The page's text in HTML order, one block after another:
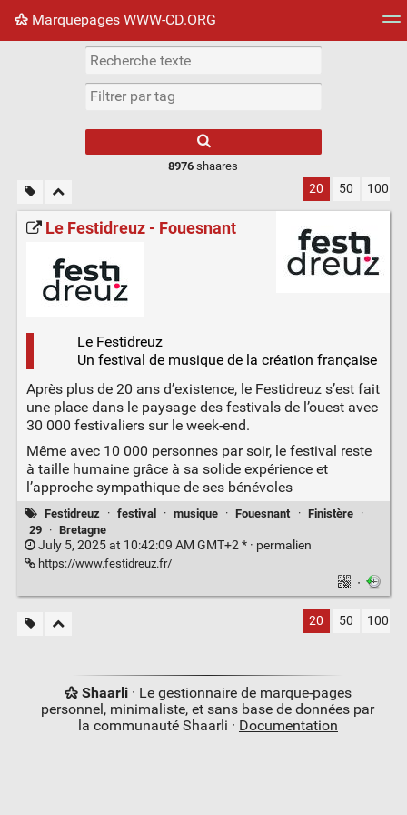
Marquepages WWW-CD.ORG
Nuage de tags Mur d'images
8976 shaares
20 50 100
Le Festidreuz - Fouesnant
Le Festidreuz
Un festival de musique de la création française
Après plus de 20 ans d’existence, le Festidreuz s’est fait
une place dans le paysage des festivals de l’ouest avec
30 000 festivaliers sur le week-end.
Même avec 10 000 personnes par soir, le festival reste
à taille humaine grâce à sa solide expérience et
l’approche sympathique de ses bénévoles
Festidreuz · festival · musique · Fouesnant · Finistère
·
29
· Bretagne
July 5, 2025 at 10:42:09 AM GMT+2 * · permalien
https://www.festidreuz.fr/
·
20 50 100
Shaarli· Le gestionnaire de marque-pages
personnel, minimaliste, et sans base de données par
la communauté Shaarli · Documentation